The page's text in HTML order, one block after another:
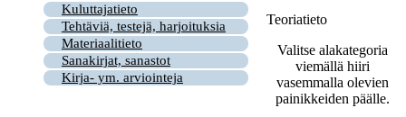
Kuluttajatieto
Tehtäviä, testejä, harjoituksia
Materiaalitieto
Sanakirjat, sanastot
Kirja- ym. arviointeja
Teoriatieto
Valitse alakategoria
viemällä hiiri
vasemmalla olevien
painikkeiden päälle.